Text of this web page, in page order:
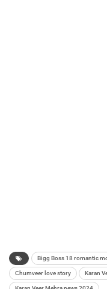
Bigg Boss 18 romantic
Chumveer love story Karan